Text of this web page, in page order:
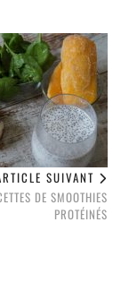
SUIVANT
DE SMOOTHIES
PROTÉINÉS